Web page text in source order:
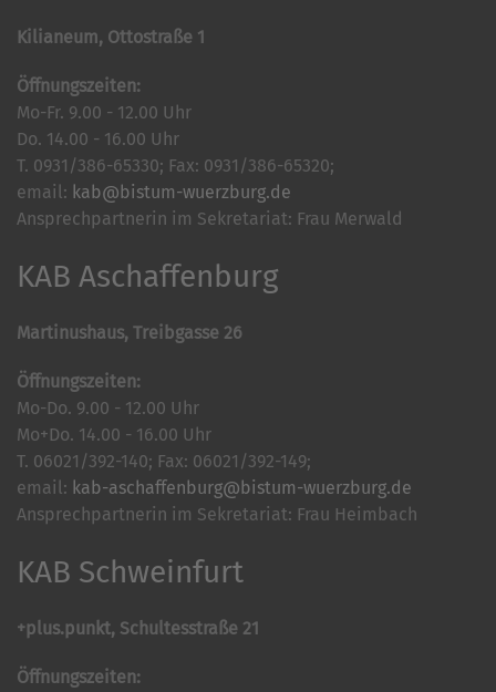
Kilianeum, Ottostraße 1
Öffnungszeiten:
Mo-Fr. 9.00 - 12.00 Uhr
Do. 14.00 - 16.00 Uhr
T. 0931/386-65330; Fax: 0931/386-65320;
email: kab@bistum-wuerzburg.de
Ansprechpartnerin im Sekretariat: Frau Merwald
KAB Aschaffenburg
Martinushaus, Treibgasse 26
Öffnungszeiten:
Mo-Do. 9.00 - 12.00 Uhr
Mo+Do. 14.00 - 16.00 Uhr
T. 06021/392-140; Fax: 06021/392-149;
email: kab-aschaffenburg@bistum-wuerzburg.de
Ansprechpartnerin im Sekretariat: Frau Heimbach
KAB Schweinfurt
+plus.punkt, Schultesstraße 21
Öffnungszeiten: